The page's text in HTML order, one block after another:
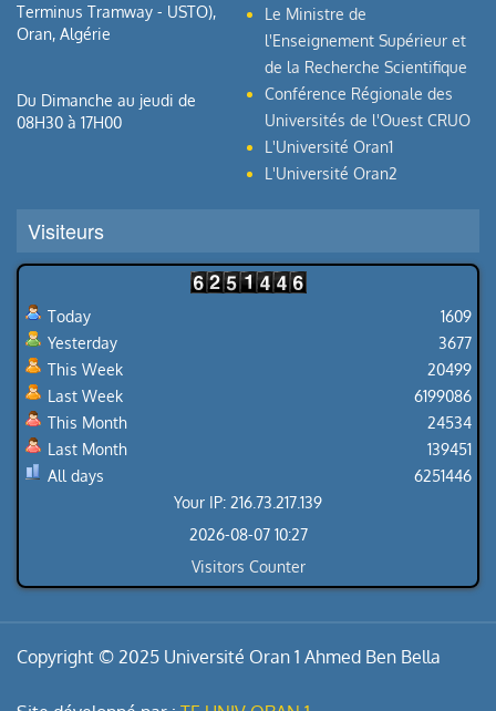
Terminus Tramway - USTO),
Oran, Algérie
Du Dimanche au jeudi de
08H30 à 17H00
Le Ministre de
l'Enseignement Supérieur et
de la Recherche Scientifique
Conférence Régionale des
Universités de l'Ouest CRUO
L'Université Oran1
L'Université Oran2
Visiteurs
Today
Yesterday
This Week
Last Week
This Month
Last Month
All days
1609
3677
20499
6199086
24534
139451
6251446
Your IP: 216.73.217.139
2026-08-07 10:27
Visitors Counter
Copyright © 2025 Université Oran 1 Ahmed Ben Bella